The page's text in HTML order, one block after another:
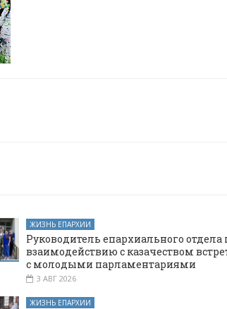
ЖИЗНЬ ЕПАРХИИ
Руководитель епархиального отдела
взаимодействию с казачеством
с молодыми парламентариями
3 АВГ 2026
ЖИЗНЬ ЕПАРХИИ